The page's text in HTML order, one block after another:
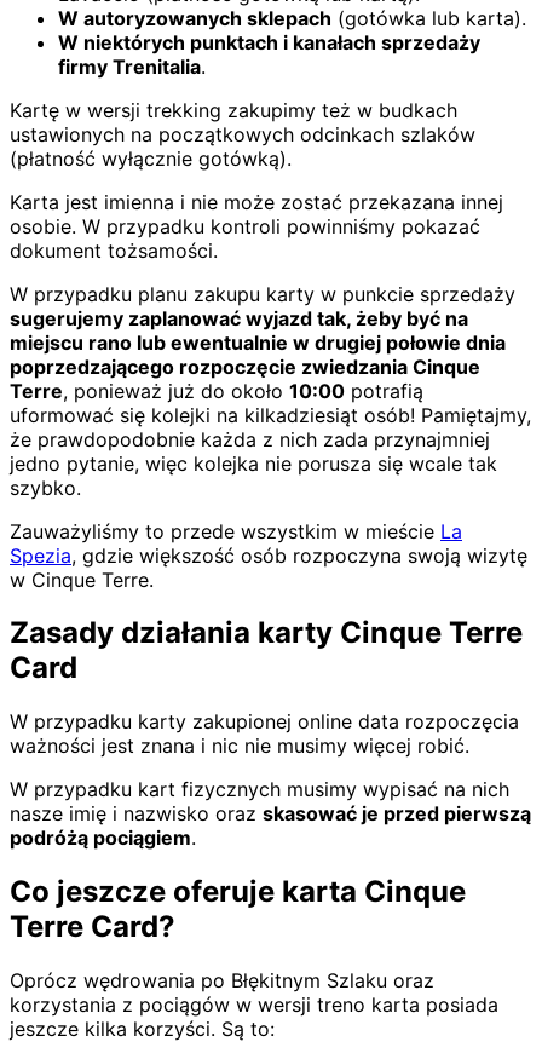
W autoryzowanych sklepach (gotówka lub karta).
W niektórych punktach i kanałach sprzedaży
firmy Trenitalia.
Kartę w wersji trekking zakupimy też w budkach
ustawionych na początkowych odcinkach szlaków
(płatność wyłącznie gotówką).
Karta jest imienna i nie może zostać przekazana innej
osobie. W przypadku kontroli powinniśmy pokazać
dokument tożsamości.
W przypadku planu zakupu karty w punkcie sprzedaży
sugerujemy zaplanować wyjazd tak, żeby być na
miejscu rano lub ewentualnie w drugiej połowie dnia
poprzedzającego rozpoczęcie zwiedzania Cinque
Terre, ponieważ już do około 10:00 potrafią
uformować się kolejki na kilkadziesiąt osób! Pamiętajmy,
że prawdopodobnie każda z nich zada przynajmniej
jedno pytanie, więc kolejka nie porusza się wcale tak
szybko.
Zauważyliśmy to przede wszystkim w mieście La
Spezia, gdzie większość osób rozpoczyna swoją wizytę
w Cinque Terre.
Zasady działania karty Cinque Terre
Card
W przypadku karty zakupionej online data rozpoczęcia
ważności jest znana i nic nie musimy więcej robić.
W przypadku kart fizycznych musimy wypisać na nich
nasze imię i nazwisko oraz skasować je przed pierwszą
podróżą pociągiem.
Co jeszcze oferuje karta Cinque
Terre Card?
Oprócz wędrowania po Błękitnym Szlaku oraz
korzystania z pociągów w wersji treno karta posiada
jeszcze kilka korzyści. Są to: